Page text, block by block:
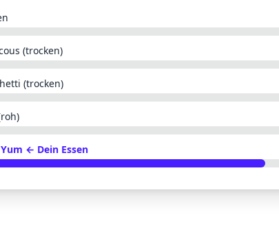
(trocken)
(trocken)
← Dein Essen